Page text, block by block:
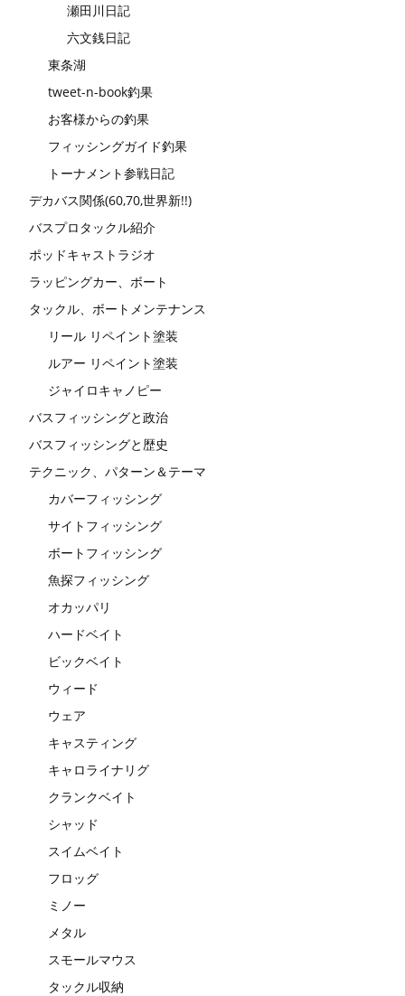
瀬田川日記
六文銭日記
東条湖
tweet-n-book釣果
お客様からの釣果
フィッシングガイド釣果
トーナメント参戦日記
デカバス関係(60,70,世界新!!)
バスプロタックル紹介
ポッドキャストラジオ
ラッピングカー、ボート
タックル、ボートメンテナンス
リール リペイント塗装
ルアー リペイント塗装
ジャイロキャノピー
バスフィッシングと政治
バスフィッシングと歴史
テクニック、パターン＆テーマ
カバーフィッシング
サイトフィッシング
ボートフィッシング
魚探フィッシング
オカッパリ
ハードベイト
ビックベイト
ウィード
ウェア
キャスティング
キャロライナリグ
クランクベイト
シャッド
スイムベイト
フロッグ
ミノー
メタル
スモールマウス
タックル収納